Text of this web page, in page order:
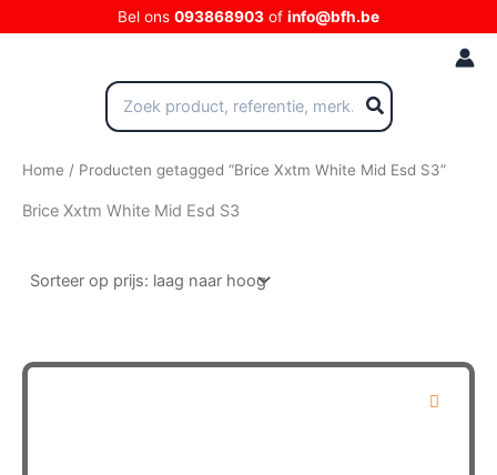
naar
Bel ons 093868903 of info@bfh.be
Zoeken
naar:
Home / Producten getagged “Brice Xxtm White Mid Esd S3”
Brice Xxtm White Mid Esd S3